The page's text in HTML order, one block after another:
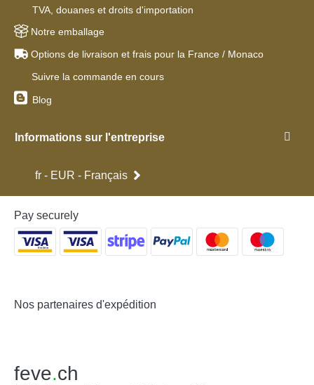
TVA, douanes et droits d'importation
Notre emballage
Options de livraison et frais pour la France / Monaco
Suivre la commande en cours
Blog
Informations sur l'entreprise
fr - EUR - Français
Pay securely
Nos partenaires d'expédition
feve.ch